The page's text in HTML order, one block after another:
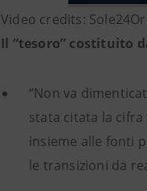
Video credits:
Il “tesoro” costituito
“Non va
stata citata la
insieme alle fonti
le transizioni da